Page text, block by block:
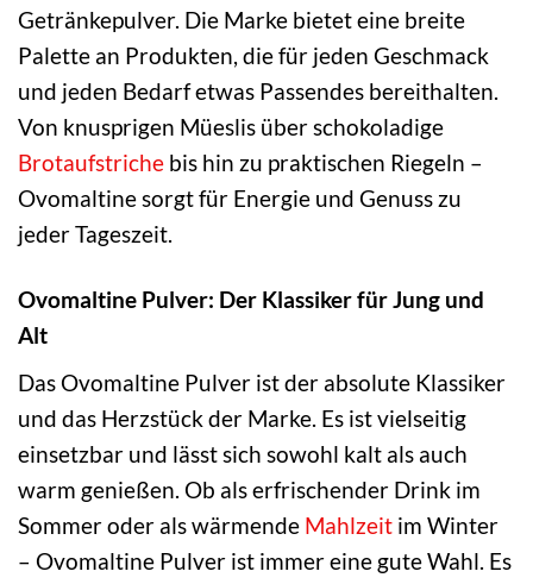
Getränkepulver. Die Marke bietet eine breite
Palette an Produkten, die für jeden Geschmack
und jeden Bedarf etwas Passendes bereithalten.
Von knusprigen Müeslis über schokoladige
Brotaufstriche bis hin zu praktischen Riegeln –
Ovomaltine sorgt für Energie und Genuss zu
jeder Tageszeit.
Ovomaltine Pulver: Der Klassiker für Jung und
Alt
Das Ovomaltine Pulver ist der absolute Klassiker
und das Herzstück der Marke. Es ist vielseitig
einsetzbar und lässt sich sowohl kalt als auch
warm genießen. Ob als erfrischender Drink im
Sommer oder als wärmende Mahlzeit im Winter
– Ovomaltine Pulver ist immer eine gute Wahl. Es